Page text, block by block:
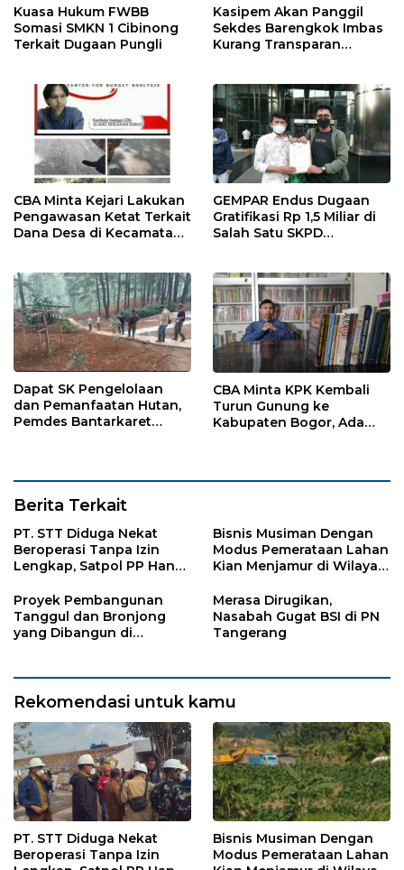
Kuasa Hukum FWBB
Somasi SMKN 1 Cibinong
Terkait Dugaan Pungli
Kasipem Akan Panggil
Sekdes Barengkok Imbas
Kurang Transparan
CBA Minta Kejari Lakukan
Pengawasan Ketat Terkait
Dana Desa di Kecamatan
GEMPAR Endus Dugaan
Gratifikasi Rp 1,5 Miliar di
Salah Satu SKPD
Dapat SK Pengelolaan
dan Pemanfaatan Hutan,
Pemdes Bantarkaret
CBA Minta KPK Kembali
Turun Gunung ke
Kabupaten Bogor, Ada
Berita Terkait
PT. STT Diduga Nekat
Beroperasi Tanpa Izin
Lengkap, Satpol PP Hanya
Bisnis Musiman Dengan
Modus Pemerataan Lahan
Kian Menjamur di Wilayah
Proyek Pembangunan
Tanggul dan Bronjong
yang Dibangun di
Merasa Dirugikan,
Nasabah Gugat BSI di PN
Tangerang
Rekomendasi untuk kamu
PT. STT Diduga Nekat
Beroperasi Tanpa Izin
Bisnis Musiman Dengan
Modus Pemerataan Lahan